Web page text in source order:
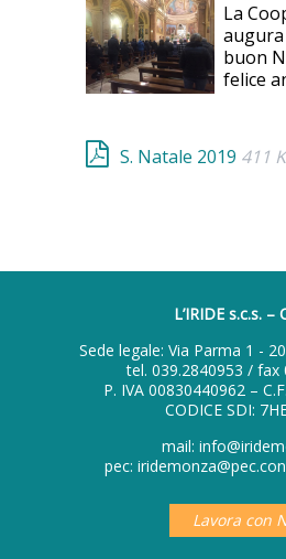
La
buon
felice
S. Natale 2019 411
L’IRIDE s.c.s. –
Sede legale: Via Parma 1 -
tel. 039.2840953 / fax
P. IVA 00830440962 –
CODICE SDI:
mail:
pec:
Lavora con